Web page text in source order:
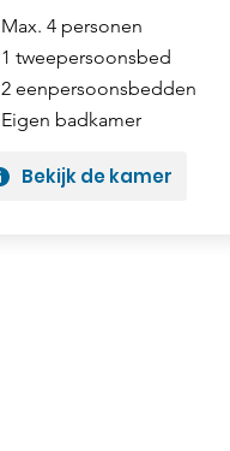
Max. 4 personen
1 tweepersoonsbed
2 eenpersoonsbedden
Eigen badkamer
Bekijk de kamer